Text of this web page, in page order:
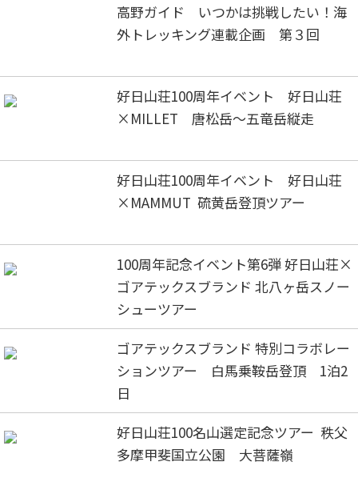
高野ガイド いつかは挑戦したい！海
外トレッキング連載企画 第３回
好日山荘100周年イベント 好日山荘
×MILLET 唐松岳～五竜岳縦走
好日山荘100周年イベント 好日山荘
×MAMMUT 硫黄岳登頂ツアー
100周年記念イベント第6弾 好日山荘×
ゴアテックスブランド 北八ヶ岳スノー
シューツアー
ゴアテックスブランド 特別コラボレー
ションツアー 白馬乗鞍岳登頂 1泊2
日
好日山荘100名山選定記念ツアー 秩父
多摩甲斐国立公園 大菩薩嶺